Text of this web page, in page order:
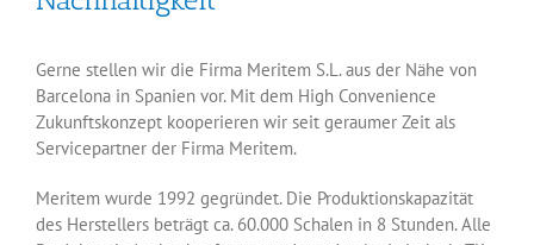
Gerne stellen wir die Firma Meritem S.L. aus der Nähe von
Barcelona in Spanien vor. Mit dem High Convenience
Zukunftskonzept kooperieren wir seit geraumer Zeit als
Servicepartner der Firma Meritem.
Meritem wurde 1992 gegründet. Die Produktionskapazität
des Herstellers beträgt ca. 60.000 Schalen in 8 Stunden. Alle